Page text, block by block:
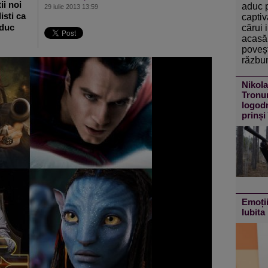
29 iulie 2013 13:59
noi
ca
aduc
cărui
prinși
Iubita